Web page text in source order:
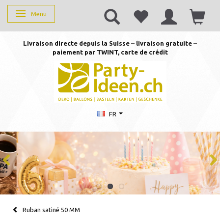
Basculer la navigation
Menu
Livraison directe depuis la Suisse – livraison gratuite –
paiement par TWINT, carte de crédit
FR
Ruban satiné 50 MM